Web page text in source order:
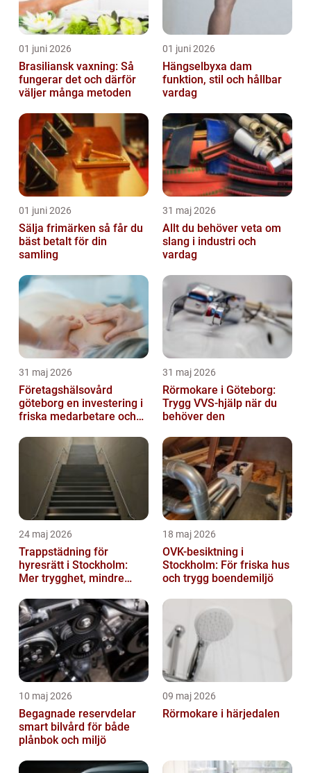
01 juni 2026
Brasiliansk vaxning: Så
fungerar det och därför
väljer många metoden
01 juni 2026
Hängselbyxa dam
funktion, stil och hållbar
vardag
01 juni 2026
Sälja frimärken så får du
bäst betalt för din
samling
31 maj 2026
Allt du behöver veta om
slang i industri och
vardag
31 maj 2026
Företagshälsovård
göteborg en investering i
friska medarbetare och
31 maj 2026
Rörmokare i Göteborg:
Trygg VVS-hjälp när du
behöver den
24 maj 2026
Trappstädning för
hyresrätt i Stockholm:
Mer trygghet, mindre
18 maj 2026
OVK-besiktning i
Stockholm: För friska hus
och trygg boendemiljö
10 maj 2026
Begagnade reservdelar
smart bilvård för både
plånbok och miljö
09 maj 2026
Rörmokare i härjedalen